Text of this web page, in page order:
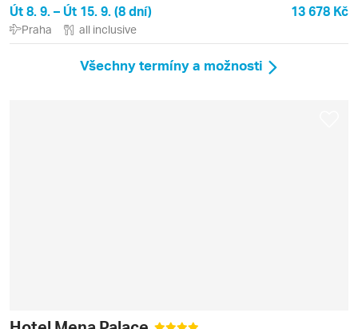
Út 8. 9. – Út 15. 9. (8 dní) 13 678 Kč
Praha all inclusive
Všechny termíny a možnosti